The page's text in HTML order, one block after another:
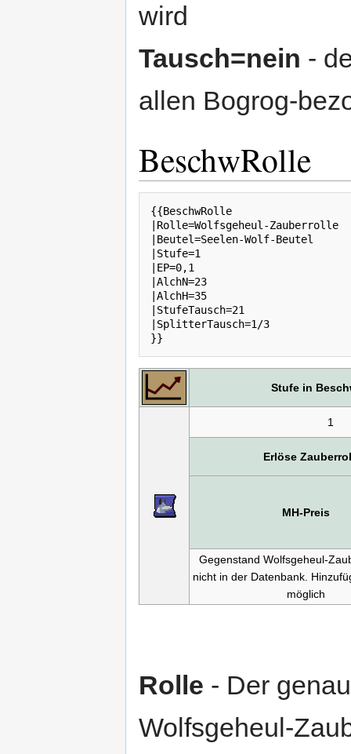
wird
Tausch=nein -
allen Bogrog-
BeschwRolle
{{BeschwRolle
|Rolle=Wolfsgeheul-Zauberrolle
|Beutel=Seelen-Wolf-Beutel
|Stufe=1
|EP=0,1
|AlchN=23
|AlchH=35
|StufeTausch=21
|SplitterTausch=1/3
Stufe in
1
Erlöse
MH-Preis
Gegenstand Wolfsgeheul-
nicht in der Datenbank.
möglich
Rolle - Der
Wolfsgeheul-